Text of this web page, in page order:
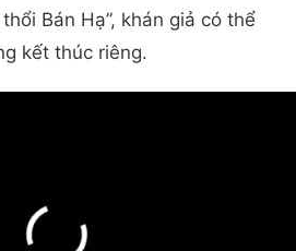
Bán Hạ”, khán giả có thể
kết thúc riêng.